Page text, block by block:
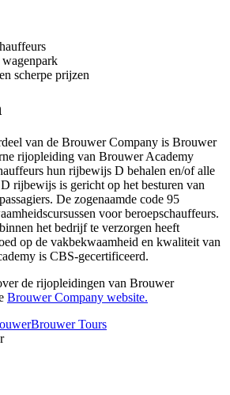
scherpe prijzen
van de Brouwer Company is Brouwer
rijopleiding van Brouwer Academy
hun rijbewijs D behalen en/of alle
rijbewijs is gericht op het besturen van
De zogenaamde code 95
voor beroepschauffeurs.
het bedrijf te verzorgen heeft
op de vakbekwaamheid en kwaliteit van
is CBS-gecertificeerd.
de rijopleidingen van Brouwer
Brouwer Company website.
Brouwer Tours